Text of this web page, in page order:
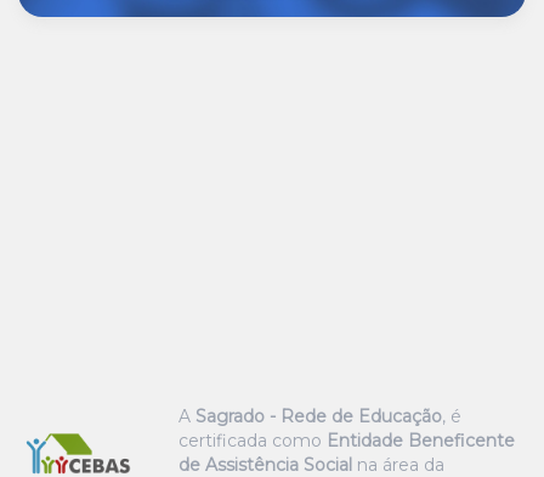
A Sagrado - Rede de Educação, é
certificada como Entidade Beneficente
de Assistência Social na área da